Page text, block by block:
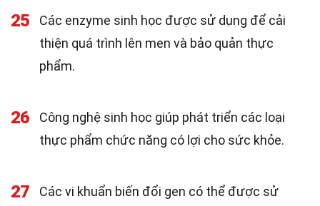
25
Các enzyme sinh học được sử dụng để cải
thiện quá trình lên men và bảo quản thực
phẩm.
26
Công nghệ sinh học giúp phát triển các loại
thực phẩm chức năng có lợi cho sức khỏe.
27
Các vi khuẩn biến đổi gen có thể được sử